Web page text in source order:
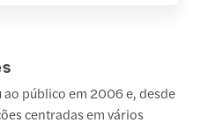
ao público em 2006 e, desde
centradas em vários